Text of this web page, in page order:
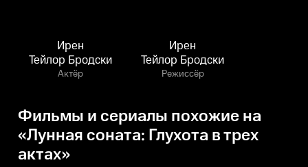
Ирен
Тейлор Бродски
Актёр
Ирен
Тейлор Бродски
Режиссёр
Фильмы и сериалы похожие на
«Лунная соната: Глухота в трех
актах»